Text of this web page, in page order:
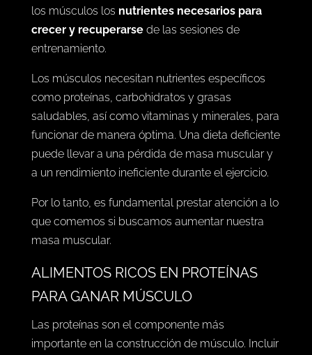
los músculos los nutrientes necesarios para
crecer y recuperarsede las sesiones de
entrenamiento.
Los músculos necesitan nutrientes específicos
como proteínas, carbohidratos y grasas
saludables, así como vitaminas y minerales, para
funcionar de manera óptima. Una dieta deficiente
puede llevar a una pérdida de masa muscular y
a un rendimiento ineficiente durante el ejercicio.
Por lo tanto, es fundamental prestar atención a lo
que comemos si buscamos aumentar nuestra
masa muscular.
ALIMENTOS RICOS EN PROTEÍNAS
PARA GANAR MÚSCULO
Las proteínas son el componente más
importante en la construcción de músculo. Incluir